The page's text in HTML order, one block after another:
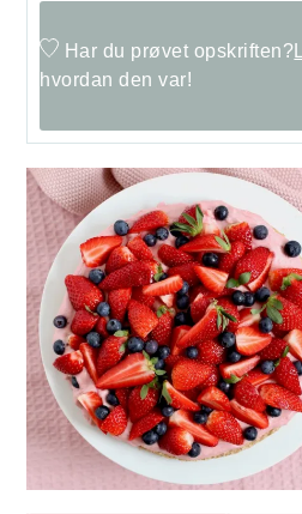
Har du prøvet opskriften?
hvordan den var!